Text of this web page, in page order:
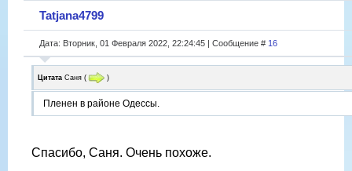
Tatjana4799
Дата: Вторник, 01 Февраля 2022, 22:24:45 | Сообщение # 16
Цитата Саня ( )
Пленен в районе Одессы.
Спасибо, Саня. Очень похоже.